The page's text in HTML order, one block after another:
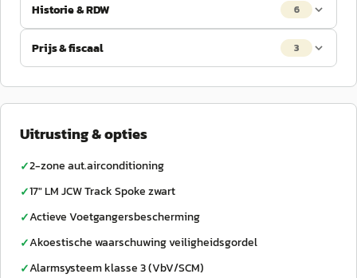
Historie & RDW 6
Prijs & fiscaal 3
Uitrusting & opties
✓2-zone aut.airconditioning
✓17" LM JCW Track Spoke zwart
✓Actieve Voetgangersbescherming
✓Akoestische waarschuwing veiligheidsgordel
✓Alarmsysteem klasse 3 (VbV/SCM)